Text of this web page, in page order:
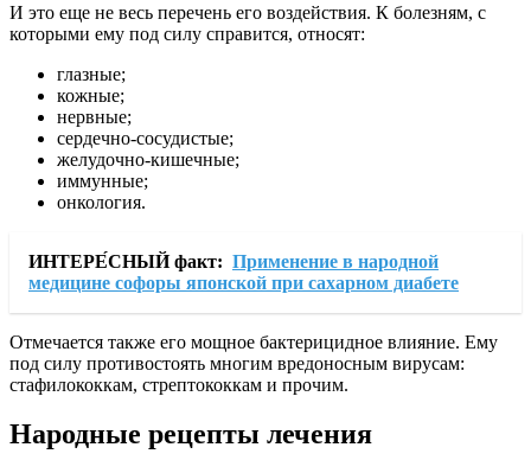
И это еще не весь перечень его воздействия. К болезням, с
которыми ему под силу справится, относят:
глазные;
кожные;
нервные;
сердечно-сосудистые;
желудочно-кишечные;
иммунные;
онкология.
ИНТЕРЕ́СНЫЙ факт: Применение в народной
медицине софоры японской при сахарном диабете
Отмечается также его мощное бактерицидное влияние. Ему
под силу противостоять многим вредоносным вирусам:
стафилококкам, стрептококкам и прочим.
Народные рецепты лечения